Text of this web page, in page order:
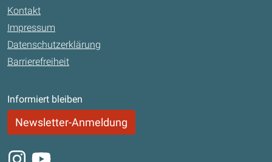
Kontakt
Impressum
Datenschutzerklärung
Barrierefreiheit
Informiert bleiben
Newsletter-Anmeldung
Instagram
Youtube